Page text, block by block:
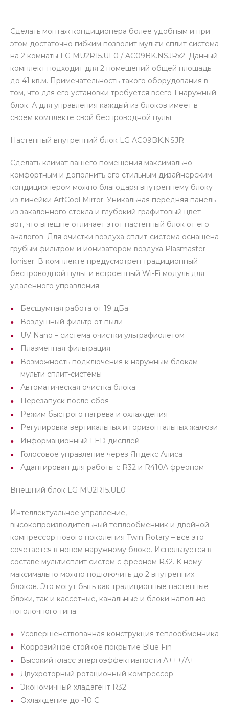
Сделать монтаж кондиционера более удобным и при
этом достаточно гибким позволит мульти сплит система
на 2 комнаты LG MU2R15.UL0 / AC09BK.NSJRx2. Данный
комплект подходит для 2 помещений общей площадь
до 41 кв.м. Примечательность такого оборудования в
том, что для его установки требуется всего 1 наружный
блок. А для управления каждый из блоков имеет в
своем комплекте свой беспроводной пульт.
Настенный внутренний блок LG AC09BK.NSJR
Сделать климат вашего помещения максимально
комфортным и дополнить его стильным дизайнерским
кондиционером можно благодаря внутреннему блоку
из линейки ArtCool Mirror. Уникальная передняя панель
из закаленного стекла и глубокий графитовый цвет –
вот, что внешне отличает этот настенный блок от его
аналогов. Для очистки воздуха сплит-система оснащена
грубым фильтром и ионизатором воздуха Plasmaster
Ioniser. В комплекте предусмотрен традиционный
беспроводной пульт и встроенный Wi-Fi модуль для
удаленного управления.
Бесшумная работа от 19 дБа
Воздушный фильтр от пыли
UV Nano – система очистки ультрафиолетом
Плазменная фильтрация
Возможность подключения к наружным блокам
мульти сплит-системы
Автоматическая очистка блока
Перезапуск после сбоя
Режим быстрого нагрева и охлаждения
Регулировка вертикальных и горизонтальных жалюзи
Информационный LED дисплей
Голосовое управление через Яндекс Алиса
Адаптирован для работы с R32 и R410A фреоном
Внешний блок LG MU2R15.UL0
Интеллектуальное управление,
высокопроизводительный теплообменник и двойной
компрессор нового поколения Twin Rotary – все это
сочетается в новом наружному блоке. Используется в
составе мультисплит систем с фреоном R32. К нему
максимально можно подключить до 2 внутренних
блоков. Это могут быть как традиционные настенные
блоки, так и кассетные, канальные и блоки напольно-
потолочного типа.
Усовершенствованная конструкция теплообменника
Коррозийное стойкое покрытие Blue Fin
Высокий класс энергоэффективности А+++/А+
Двухроторный ротационный компрессор
Экономичный хладагент R32
Охлаждение до -10 C